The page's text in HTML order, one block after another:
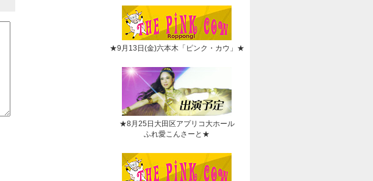
★9月13日(金)六本木「ピンク・カウ」★
★8月25日大田区アプリコ大ホール
ふれ愛こんさーと★